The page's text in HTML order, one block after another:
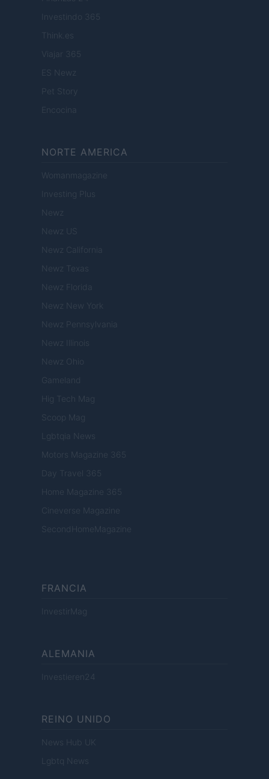
Investindo 365
Think.es
Viajar 365
ES Newz
Pet Story
Encocina
NORTE AMERICA
Womanmagazine
Investing Plus
Newz
Newz US
Newz California
Newz Texas
Newz Florida
Newz New York
Newz Pennsylvania
Newz Illinois
Newz Ohio
Gameland
Hig Tech Mag
Scoop Mag
Lgbtqia News
Motors Magazine 365
Day Travel 365
Home Magazine 365
Cineverse Magazine
SecondHomeMagazine
FRANCIA
InvestirMag
ALEMANIA
Investieren24
REINO UNIDO
News Hub UK
Lgbtq News